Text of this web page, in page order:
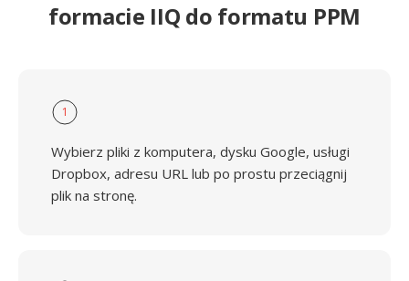
formacie IIQ do formatu PPM
1
Wybierz pliki z komputera, dysku Google, usługi
Dropbox, adresu URL lub po prostu przeciągnij
plik na stronę.